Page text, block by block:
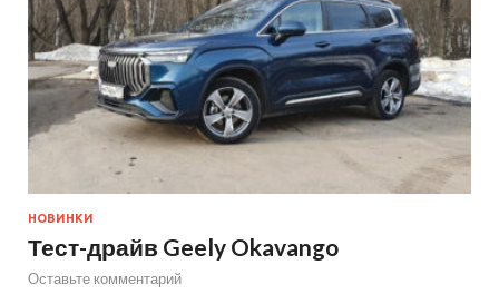
НОВИНКИ
Тест-драйв Geely Okavango
Оставьте комментарий